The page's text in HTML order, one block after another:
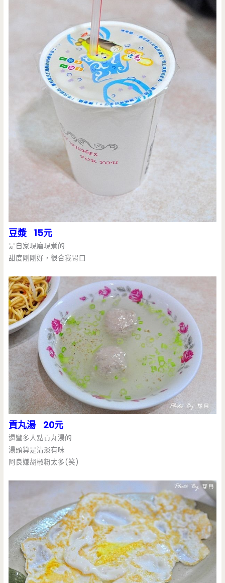
豆漿 15元
是自家現磨現煮的
甜度剛剛好，很合我胃口
貢丸湯 20元
還蠻多人點貢丸湯的
湯頭算是清淡有味
阿良嫌胡椒粉太多(笑)